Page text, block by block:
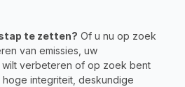
te zetten? Of u nu op zoek
van emissies, uw
wilt verbeteren of op zoek bent
integriteit, deskundige